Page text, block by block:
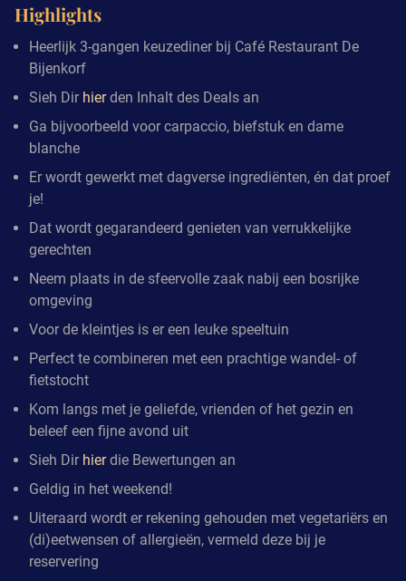
Highlights
Heerlijk 3-gangen keuzediner bij Café Restaurant De
Bijenkorf
Sieh Dir hierden Inhalt des Deals an
Ga bijvoorbeeld voor carpaccio, biefstuk en dame
blanche
Er wordt gewerkt met dagverse ingrediënten, én dat proef
je!
Dat wordt gegarandeerd genieten van verrukkelijke
gerechten
Neem plaats in de sfeervolle zaak nabij een bosrijke
omgeving
Voor de kleintjes is er een leuke speeltuin
Perfect te combineren met een prachtige wandel- of
fietstocht
Kom langs met je geliefde, vrienden of het gezin en
beleef een fijne avond uit
Sieh Dir hierdie Bewertungen an
Geldig in het weekend!
Uiteraard wordt er rekening gehouden met vegetariërs en
(di)eetwensen of allergieën, vermeld deze bij je
reservering